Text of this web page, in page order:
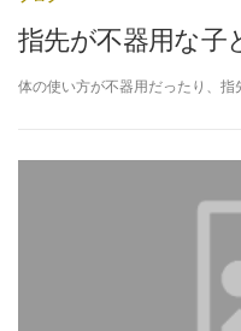
指先が不器用な子
体の使い方が不器用だったり、